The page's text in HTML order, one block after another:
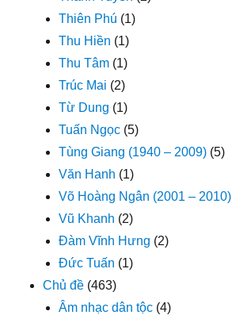
Thiên Phú (1)
Thu Hiền (1)
Thu Tâm (1)
Trúc Mai (2)
Từ Dung (1)
Tuấn Ngọc (5)
Tùng Giang (1940 – 2009) (5)
Văn Hanh (1)
Võ Hoàng Ngân (2001 – 2010)
Vũ Khanh (2)
Đàm Vĩnh Hưng (2)
Đức Tuấn (1)
Chủ đề (463)
Âm nhạc dân tộc (4)